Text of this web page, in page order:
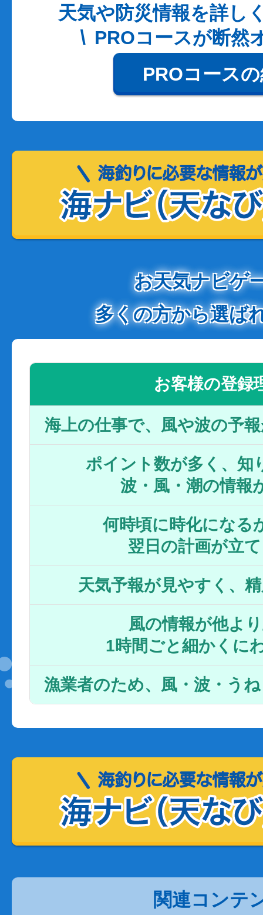
天気や防災情報を詳し
PROコースが断然
PROコース
お天気ナビゲ
多くの方から選ば
お客様の登録
海上の仕事で、風や波の予
ポイント数が多く、知
波・風・潮の情報
何時頃に時化になる
翌日の計画が立
天気予報が見やすく、
風の情報が他よ
1時間ごと細かくに
漁業者のため、風・波・う
関連コンテ